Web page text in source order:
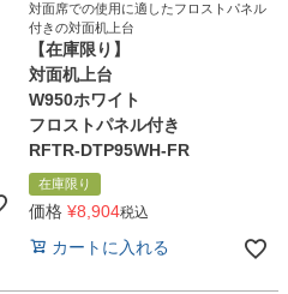
対面席での使用に適したフロストパネル
付きの対面机上台
【在庫限り】
対面机上台
W950ホワイト
フロストパネル付き
RFTR-DTP95WH-FR
在庫限り
価格 ¥8,904税込
カートに入れる